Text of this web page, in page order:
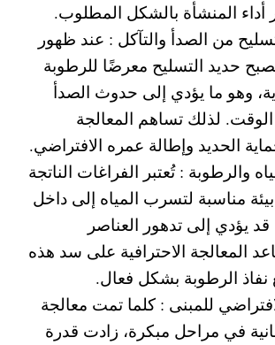
المنشأة بالشكل المطلوب.
من الصدأ والتآكل : عند ظهور
حديد التسليح معرضًا للرطوبة
وهو ما يؤدي إلى حدوث الصدأ
الوقت. لذلك تساهم المعالجة
الحديد وإطالة عمره الافتراضي.
والرطوبة :تُعتبر الفراغات الناتجة
مناسبة لتسرب المياه إلى داخل
يؤدي إلى تدهور العناصر
المعالجة الاحترافية على سد هذه
نفاذ الرطوبة بشكل فعال.
للمبنى : كلما تمت معالجة
في مراحل مبكرة، زادت قدرة